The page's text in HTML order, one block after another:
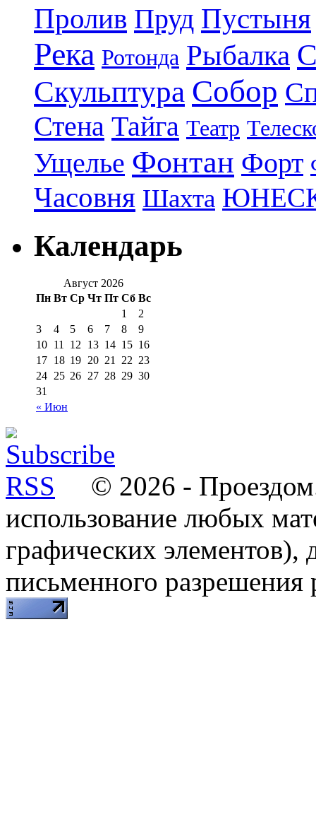
Пролив Пруд Пустыня
Река Ротонда Рыбалка
Скульптура Собор
Стена Тайга Театр
Ущелье Фонтан Форт
Часовня Шахта
Календарь
Август 2026
Пн Вт Ср Чт Пт Сб Вс
« Июн
1
2
3
4 5 6 7 8
9
10 11 12 13 14 15 16
17 18 19 20 21 22 23
24 25 26 27 28 29 30
31
© 2026 -
использование любых
графических элементов),
письменного разрешения